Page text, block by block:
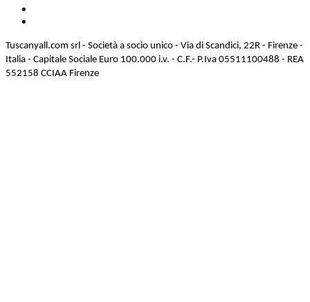
Tuscanyall.com srl - Società a socio unico - Via di Scandici, 22R - Firenze -
Italia - Capitale Sociale Euro 100.000 i.v. - C.F.- P.Iva 05511100488 - REA
552158 CCIAA Firenze